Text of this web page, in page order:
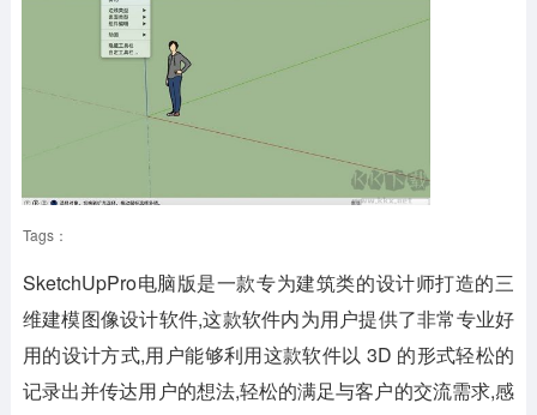
安卓其它
Tags：
SketchUpPro电脑版是一款专为建筑类的设计师打造的三
维建模图像设计软件,这款软件内为用户提供了非常专业好
用的设计方式,用户能够利用这款软件以 3D 的形式轻松的
记录出并传达用户的想法,轻松的满足与客户的交流需求,感